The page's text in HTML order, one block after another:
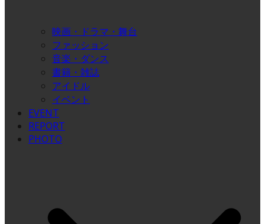
映画・ドラマ・舞台
ファッション
音楽・ダンス
書籍・雑誌
アイドル
イベント
EVENT
REPORT
PHOTO